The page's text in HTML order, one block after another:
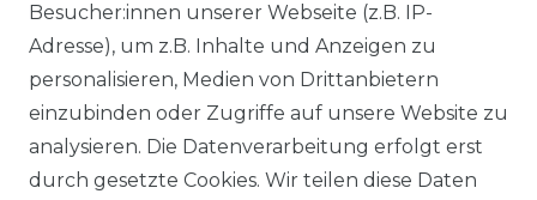
WIDERRUFSRECHT
KONTAKT
Besucher:innen unserer Webseite (z.B. IP-
Adresse), um z.B. Inhalte und Anzeigen zu
personalisieren, Medien von Drittanbietern
einzubinden oder Zugriffe auf unsere Website zu
analysieren. Die Datenverarbeitung erfolgt erst
durch gesetzte Cookies. Wir teilen diese Daten